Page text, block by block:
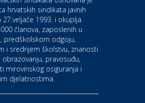
i tehnika
d.o.o.
edukacija
Gavella
hrvatskih sindikata javnih
27.veljače 1993. i okuplja
članova, zaposlenih u
predškolskom odgoju,
i srednjem školstvu, znanosti
obrazovanju, pravosuđu,
mirovinskog osiguranja i
djelatnostima.